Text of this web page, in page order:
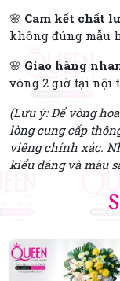
🌸 Cam kết chất
không đúng mẫu
🌸 Giao hàng
vòng 2 giờ tại nội
(Lưu ý: Để vòng
lòng cung cấp
viếng chính xác.
kiểu dáng và màu